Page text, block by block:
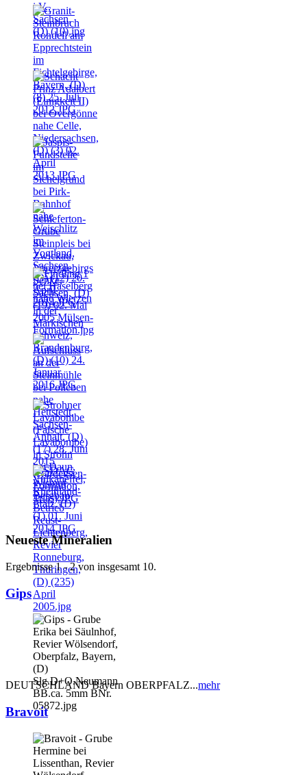
Neueste Mineralien
Ergebnisse 1 - 2 von insgesamt 10.
Gips
DEUTSCHLAND Bayern OBERPFALZ...mehr
Bravoit